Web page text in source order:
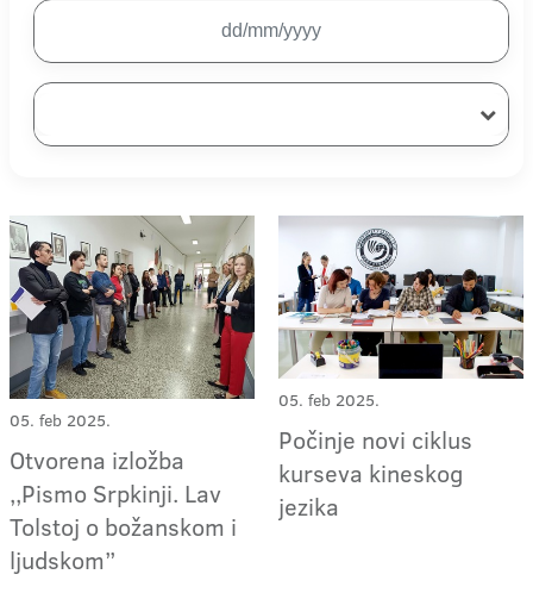
05. feb 2025.
Otvorena izložba
,,Pismo Srpkinji. Lav
Tolstoj o božanskom i
ljudskom”
05. feb 2025.
Počinje novi ciklus
kurseva kineskog
jezika